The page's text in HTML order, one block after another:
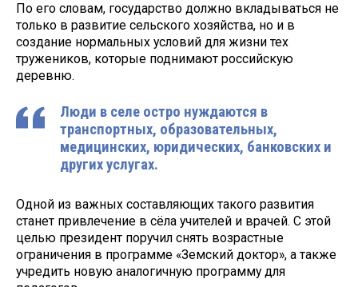
По его словам, государство должно вкладываться не
только в развитие сельского хозяйства, но и в
создание нормальных условий для жизни тех
тружеников, которые поднимают российскую
деревню.
Люди в селе остро нуждаются в
транспортных, образовательных,
медицинских, юридических, банковских и
других услугах.
Одной из важных составляющих такого развития
станет привлечение в сёла учителей и врачей. С этой
целью президент поручил снять возрастные
ограничения в программе «Земский доктор», а также
учредить новую аналогичную программу для